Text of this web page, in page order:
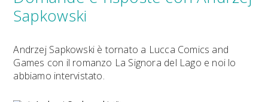
STRANIMONDI LUCCA COMICS & GAMES ODISSEA TRAMELL TILLMAN
Sapkowski
Andrzej Sapkowski è tornato a Lucca Comics and
Games con il romanzo La Signora del Lago e noi lo
abbiamo intervistato.